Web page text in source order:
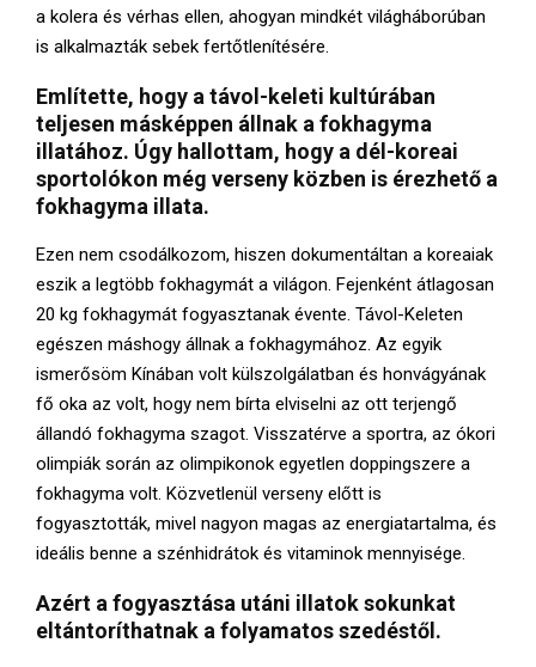
a kolera és vérhas ellen, ahogyan mindkét világháborúban
is alkalmazták sebek fertőtlenítésére.
Említette, hogy a távol-keleti kultúrában
teljesen másképpen állnak a fokhagyma
illatához. Úgy hallottam, hogy a dél-koreai
sportolókon még verseny közben is érezhető a
fokhagyma illata.
Ezen nem csodálkozom, hiszen dokumentáltan a koreaiak
eszik a legtöbb fokhagymát a világon. Fejenként átlagosan
20 kg fokhagymát fogyasztanak évente. Távol-Keleten
egészen máshogy állnak a fokhagymához. Az egyik
ismerősöm Kínában volt külszolgálatban és honvágyának
fő oka az volt, hogy nem bírta elviselni az ott terjengő
állandó fokhagyma szagot. Visszatérve a sportra, az ókori
olimpiák során az olimpikonok egyetlen doppingszere a
fokhagyma volt. Közvetlenül verseny előtt is
fogyasztották, mivel nagyon magas az energiatartalma, és
ideális benne a szénhidrátok és vitaminok mennyisége.
Azért a fogyasztása utáni illatok sokunkat
eltántoríthatnak a folyamatos szedéstől.